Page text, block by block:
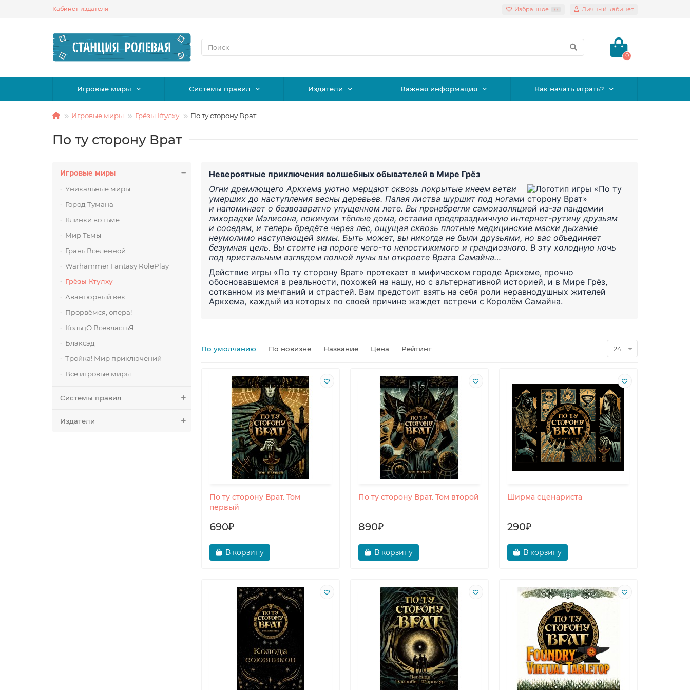
Кабинет издателя Избранное 0 Личный кабинет
0
Игровые миры Системы правил Издатели Важная информация Как начать играть?
Игровые миры Грёзы Ктулху По ту сторону Врат
По ту сторону Врат
Игровые миры
Уникальные миры
Город Тумана
Клинки во тьме
Мир Тьмы
Грань Вселенной
Warhammer Fantasy RolePlay
Грёзы Ктулху
Авантюрный век
Прорвёмся, опера!
КольцО ВсевластьЯ
Блэксэд
Тройка! Мир приключений
Все игровые миры
Системы правил
Издатели
Невероятные приключения волшебных обывателей в Мире Грёз
Огни дремлющего Аркхема уютно мерцают сквозь покрытые инеем ветви
умерших до наступления весны деревьев. Палая листва шуршит под ногами
и напоминает о безвозвратно упущенном лете. Вы пренебрегли самоизоляцией из-за пандемии
лихорадки Мэлисона, покинули тёплые дома, оставив предпраздничную интернет-рутину друзьям
и соседям, и теперь бредёте через лес, ощущая сквозь плотные медицинские маски дыхание
неумолимо наступающей зимы. Быть может, вы никогда не были друзьями, но вас объединяет
безумная цель. Вы стоите на пороге чего-то непостижимого и грандиозного. В эту холодную ночь
под пристальным взглядом полной луны вы откроете Врата Самайна…
Действие игры «По ту сторону Врат» протекает в мифическом городе Аркхеме, прочно
обосновавшемся в реальности, похожей на нашу, но с альтернативной историей, и в Мире Грёз,
сотканном из мечтаний и страстей. Вам предстоит взять на себя роли неравнодушных жителей
Аркхема, каждый из которых по своей причине жаждет встречи с Королём Самайна.
По умолчанию По новизне Название Цена Рейтинг
По ту сторону Врат. Том
первый
690₽
В корзину
По ту сторону Врат. Том второй
890₽
В корзину
Ширма сценариста
290₽
В корзину